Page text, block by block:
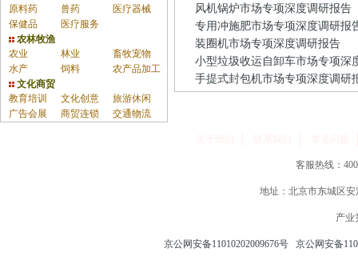
原料药
兽药
医疗器械
保健品
医疗服务
农林牧渔
农业
林业
畜牧宠物
水产
饲料
农产品加工
文化商贸
教育培训
文化创意
旅游休闲
广告会展
商贸连锁 交通物流
风机锅炉市场专项深度调研报告
专用冲施肥市场专项深度调研报
装圈机市场专项深度调研报告
小型垃圾收运自卸车市场专项深
手提式封包机市场专项深度调研
客服热线：
地址：北京市东城区
产业
京公网安备11010202009676号 京公网安备